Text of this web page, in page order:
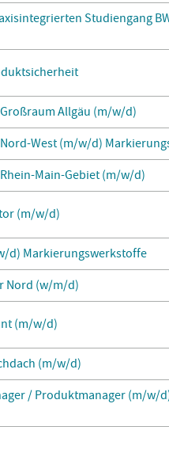
Studiengang
Allgäu (m/w/d)
West (m/w/d)
Main-Gebiet (m/w/d)
(m/w/d)
d) Markierungswerkstoffe
Nord (w/m/d)
(m/w/d)
(m/w/d)
/ Produktmanager (m/w/